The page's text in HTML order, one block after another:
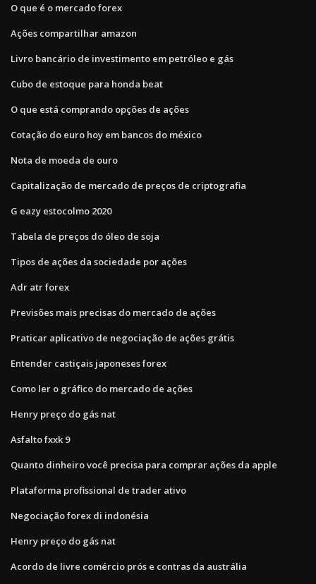
O que é o mercado forex
Ações compartilhar amazon
Livro bancário de investimento em petróleo e gás
Cubo de estoque para honda beat
O que está comprando opções de ações
Cotação do euro hoy em bancos do méxico
Nota de moeda de ouro
Capitalização de mercado de preços de criptografia
G eazy estocolmo 2020
Tabela de preços do óleo de soja
Tipos de ações da sociedade por ações
Adr atr forex
Previsões mais precisas do mercado de ações
Praticar aplicativo de negociação de ações grátis
Entender castiçais japoneses forex
Como ler o gráfico do mercado de ações
Henry preço do gás nat
Asfalto fxxk 9
Quanto dinheiro você precisa para comprar ações da apple
Plataforma profissional de trader ativo
Negociação forex di indonésia
Henry preço do gás nat
Acordo de livre comércio prós e contras da austrália